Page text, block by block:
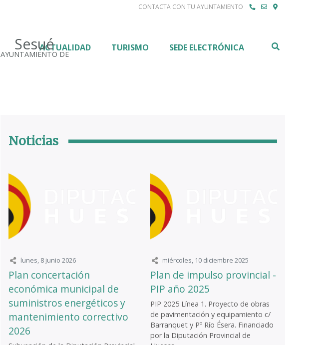
CONTACTA CON TU AYUNTAMIENTO
Sesué
AYUNTAMIENTO DE
ACTUALIDAD TURISMO SEDE ELECTRÓNICA
Noticias
lunes, 8 junio 2026
Plan concertación
económica municipal de
suministros energéticos y
mantenimiento correctivo
2026
miércoles, 10 diciembre 2025
Plan de impulso provincial -
PIP año 2025
PIP 2025 Línea 1. Proyecto de obras
de pavimentación y equipamiento c/
Barranquet y Pº Río Ésera. Financiado
por la Diputación Provincial de